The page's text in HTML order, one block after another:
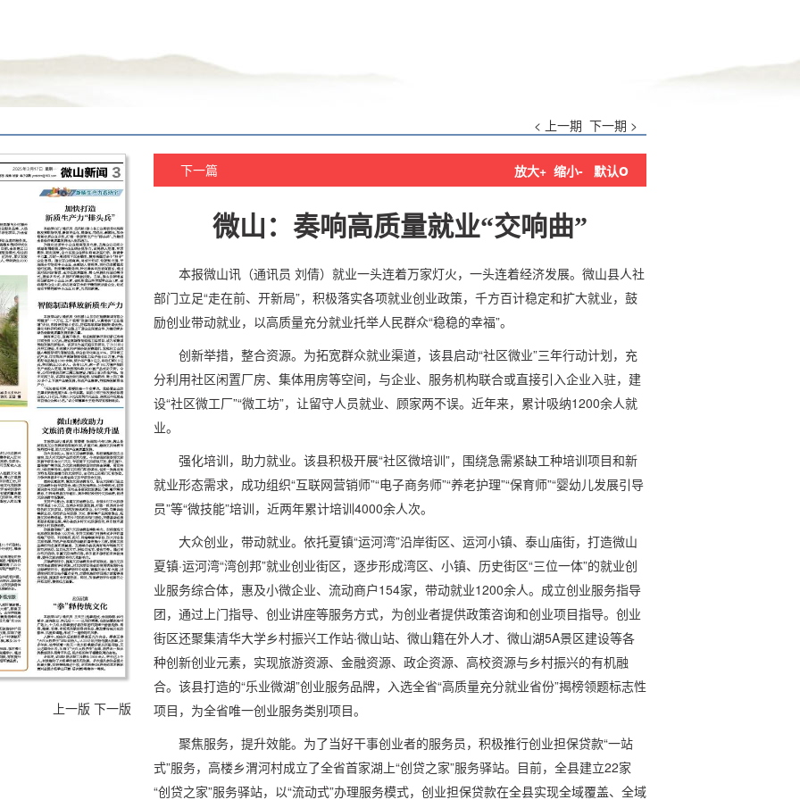
< 上一期 下一期 >
上一版 下一版
下一篇 放大+ 缩小- 默认o
微山：奏响高质量就业“交响曲”
本报微山讯（通讯员 刘倩）就业一头连着万家灯火，一头连着经济发展。微山县人社
部门立足“走在前、开新局”，积极落实各项就业创业政策，千方百计稳定和扩大就业，鼓
励创业带动就业，以高质量充分就业托举人民群众“稳稳的幸福”。
创新举措，整合资源。为拓宽群众就业渠道，该县启动“社区微业”三年行动计划，充
分利用社区闲置厂房、集体用房等空间，与企业、服务机构联合或直接引入企业入驻，建
设“社区微工厂”“微工坊”，让留守人员就业、顾家两不误。近年来，累计吸纳1200余人就
业。
强化培训，助力就业。该县积极开展“社区微培训”，围绕急需紧缺工种培训项目和新
就业形态需求，成功组织“互联网营销师”“电子商务师”“养老护理”“保育师”“婴幼儿发展引导
员”等“微技能”培训，近两年累计培训4000余人次。
大众创业，带动就业。依托夏镇“运河湾”沿岸街区、运河小镇、泰山庙街，打造微山
夏镇·运河湾“湾创邦”就业创业街区，逐步形成湾区、小镇、历史街区“三位一体”的就业创
业服务综合体，惠及小微企业、流动商户154家，带动就业1200余人。成立创业服务指导
团，通过上门指导、创业讲座等服务方式，为创业者提供政策咨询和创业项目指导。创业
街区还聚集清华大学乡村振兴工作站·微山站、微山籍在外人才、微山湖5A景区建设等各
种创新创业元素，实现旅游资源、金融资源、政企资源、高校资源与乡村振兴的有机融
合。该县打造的“乐业微湖”创业服务品牌，入选全省“高质量充分就业省份”揭榜领题标志性
项目，为全省唯一创业服务类别项目。
聚焦服务，提升效能。为了当好干事创业者的服务员，积极推行创业担保贷款“一站
式”服务，高楼乡渭河村成立了全省首家湖上“创贷之家”服务驿站。目前，全县建立22家
“创贷之家”服务驿站，以“流动式”办理服务模式，创业担保贷款在全县实现全域覆盖、全域